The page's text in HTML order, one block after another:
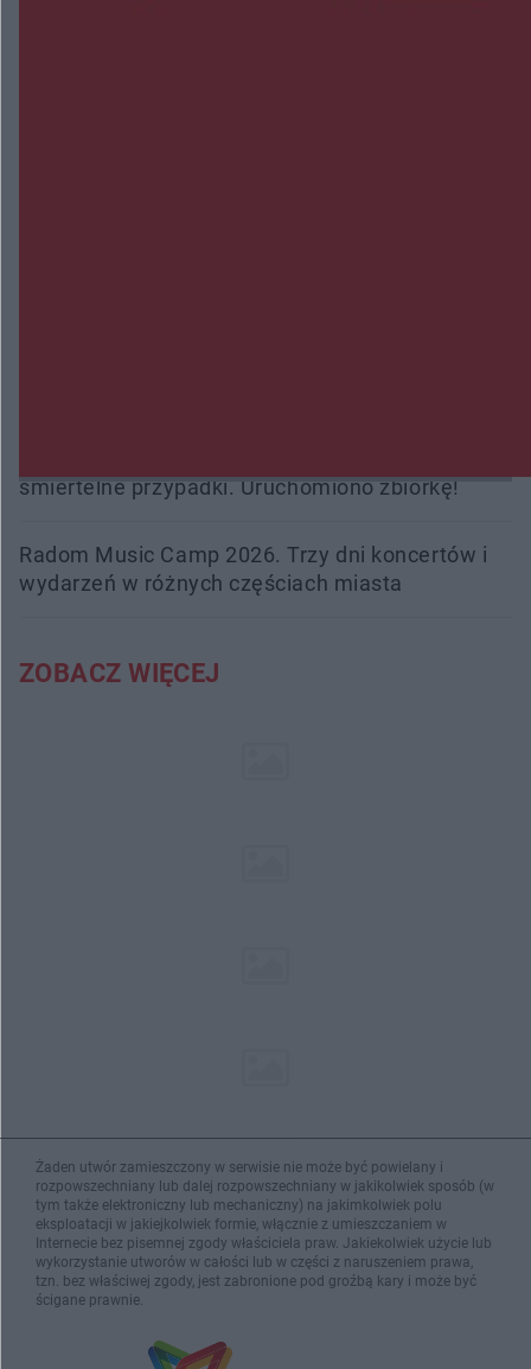
śmiertelne przypadki. Uruchomiono zbiórkę!
Radom Music Camp 2026. Trzy dni koncertów i
wydarzeń w różnych częściach miasta
ZOBACZ WIĘCEJ
Żaden utwór zamieszczony w serwisie nie może być powielany i
rozpowszechniany lub dalej rozpowszechniany w jakikolwiek sposób (w
tym także elektroniczny lub mechaniczny) na jakimkolwiek polu
eksploatacji w jakiejkolwiek formie, włącznie z umieszczaniem w
Internecie bez pisemnej zgody właściciela praw. Jakiekolwiek użycie lub
wykorzystanie utworów w całości lub w części z naruszeniem prawa,
tzn. bez właściwej zgody, jest zabronione pod groźbą kary i może być
ścigane prawnie.